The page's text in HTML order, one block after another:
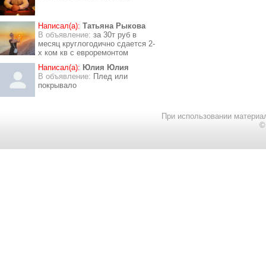
Написал(а): Татьяна Рыкова
В объявление: за 30т руб в
месяц круглогодично сдается 2-
х ком кв с евроремонтом
Написал(а): Юлия Юлия
В объявление: Плед или
покрывало
При использовании